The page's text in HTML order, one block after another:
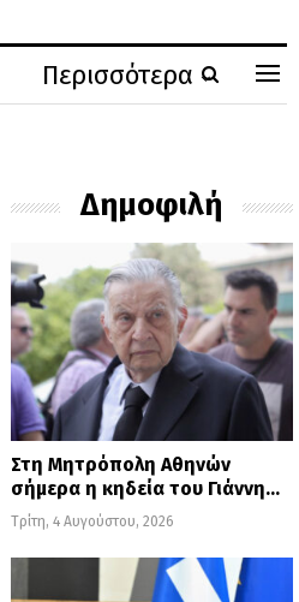
Περισσότερα
Δημοφιλή
Στη Μητρόπολη Αθηνών
σήμερα η κηδεία του Γιάννη…
Τρίτη, 4 Αυγούστου, 2026